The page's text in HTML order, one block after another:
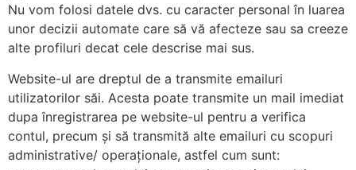
Nu vom folosi datele dvs. cu caracter personal în luarea
unor decizii automate care să vă afecteze sau sa creeze
alte profiluri decat cele descrise mai sus.
Website-ul are dreptul de a transmite emailuri
utilizatorilor săi. Acesta poate transmite un mail imediat
dupa înregistrarea pe website-ul pentru a verifica
contul, precum și să transmită alte emailuri cu scopuri
administrative/ operaționale, astfel cum sunt: